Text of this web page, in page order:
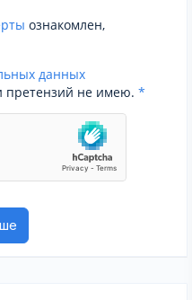
ознакомлен,
данных
претензий не имею. *